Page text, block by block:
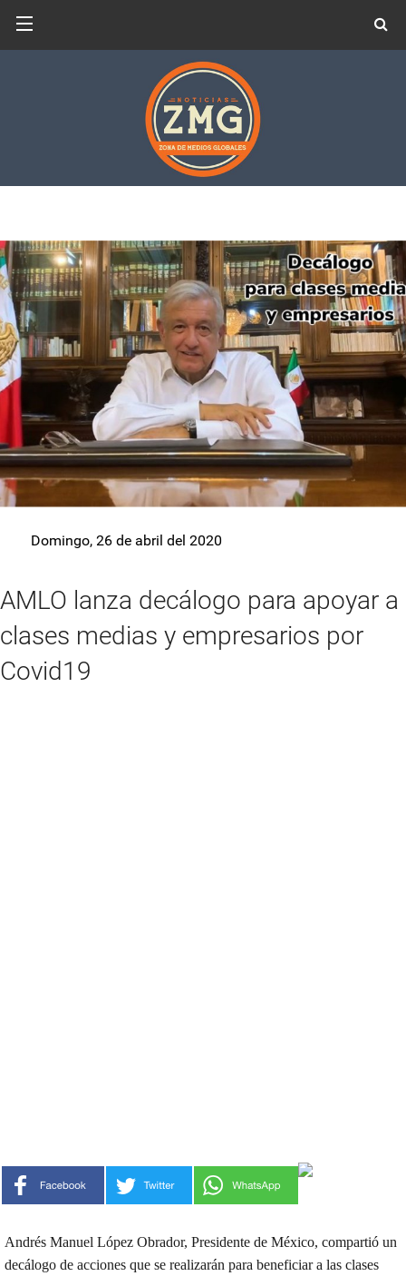
Domingo, 26 de abril del 2020
AMLO lanza decálogo para apoyar a
clases medias y empresarios por
Covid19
Andrés Manuel López Obrador, Presidente de México, compartió un
decálogo de acciones que se realizarán para beneficiar a las clases